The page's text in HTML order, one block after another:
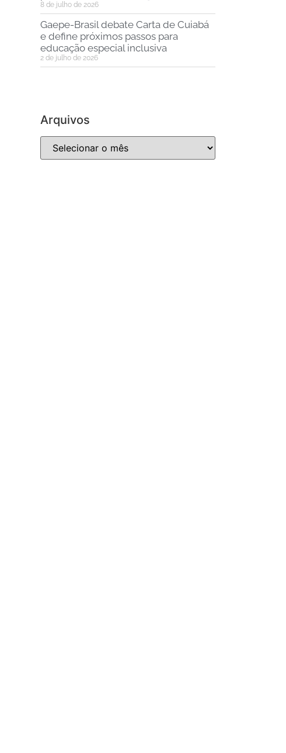
8 de julho de 2026
Gaepe-Brasil debate Carta de Cuiabá
e define próximos passos para
educação especial inclusiva
2 de julho de 2026
Arquivos